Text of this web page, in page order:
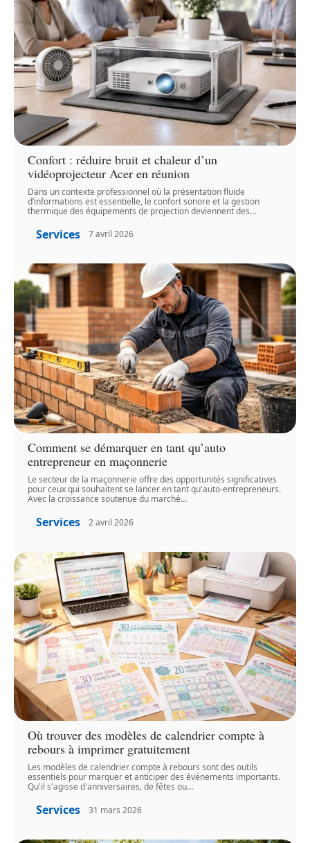
Confort : réduire bruit et chaleur d’un
vidéoprojecteur Acer en réunion
Dans un contexte professionnel où la présentation fluide
d’informations est essentielle, le confort sonore et la gestion
thermique des équipements de projection deviennent des…
Services 7 avril 2026
Comment se démarquer en tant qu’auto
entrepreneur en maçonnerie
Le secteur de la maçonnerie offre des opportunités significatives
pour ceux qui souhaitent se lancer en tant qu'auto-entrepreneurs.
Avec la croissance soutenue du marché…
Services 2 avril 2026
Où trouver des modèles de calendrier compte à
rebours à imprimer gratuitement
Les modèles de calendrier compte à rebours sont des outils
essentiels pour marquer et anticiper des événements importants.
Qu'il s'agisse d'anniversaires, de fêtes ou…
Services 31 mars 2026